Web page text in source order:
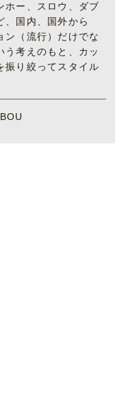
ホー、スロウ、ダブ
、国内、国外から
ン（流行）だけでな
う考えのもと、カッ
振り絞ってスタイル